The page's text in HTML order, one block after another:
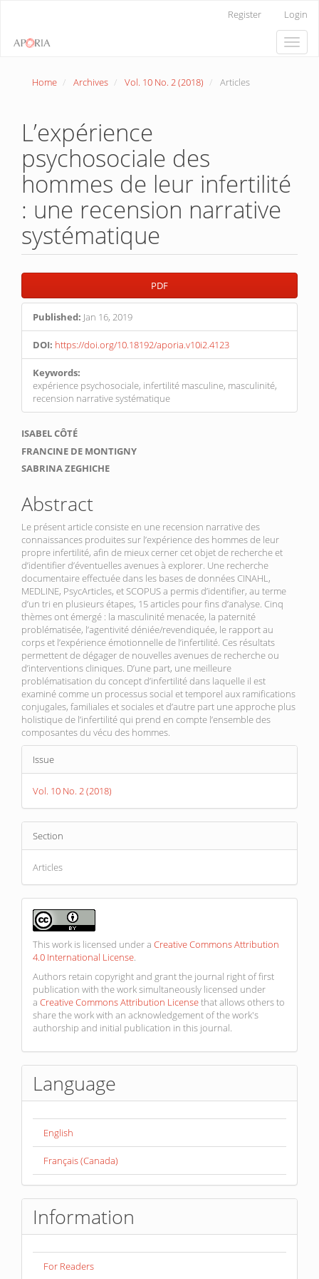
Content
Register Login
Toggle
Home Archives Vol. 10 No. 2 (2018) Articles
L’expérience
psychosociale des
hommes de leur infertilité
: une recension narrative
systématique
Article
Sidebar
PDF
Published: Jan 16, 2019
DOI: https://doi.org/10.18192/aporia.v10i2.4123
Keywords:
expérience psychosociale, infertilité masculine, masculinité,
recension narrative systématique
Main
Article
Content
ISABEL CÔTÉ
FRANCINE DE MONTIGNY
SABRINA ZEGHICHE
Abstract
Le présent article consiste en une recension narrative des
connaissances produites sur l’expérience des hommes de leur
propre infertilité, afin de mieux cerner cet objet de recherche et
d’identifier d’éventuelles avenues à explorer. Une recherche
documentaire effectuée dans les bases de données CINAHL,
MEDLINE, PsycArticles, et SCOPUS a permis d’identifier, au terme
d’un tri en plusieurs étapes, 15 articles pour fins d’analyse. Cinq
thèmes ont émergé : la masculinité menacée, la paternité
problématisée, l’agentivité déniée/revendiquée, le rapport au
corps et l’expérience émotionnelle de l’infertilité. Ces résultats
permettent de dégager de nouvelles avenues de recherche ou
d’interventions cliniques. D’une part, une meilleure
problématisation du concept d’infertilité dans laquelle il est
examiné comme un processus social et temporel aux ramifications
conjugales, familiales et sociales et d’autre part une approche plus
holistique de l’infertilité qui prend en compte l’ensemble des
composantes du vécu des hommes.
Article
Details
Issue
Vol. 10 No. 2 (2018)
Section
Articles
This work is licensed under a Creative Commons Attribution
4.0 International License.
Authors retain copyright and grant the journal right of first
publication with the work simultaneously licensed under
a Creative Commons Attribution Licensethat allows others to
share the work with an acknowledgement of the work's
authorship and initial publication in this journal.
Language
English
Français (Canada)
Information
For Readers